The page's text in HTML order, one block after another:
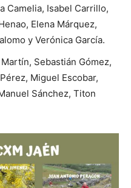
Camelia, Isabel Carrillo,
Elena Márquez,
y Verónica García.
Sebastián Gómez,
Miguel Escobar,
Sánchez, Titon